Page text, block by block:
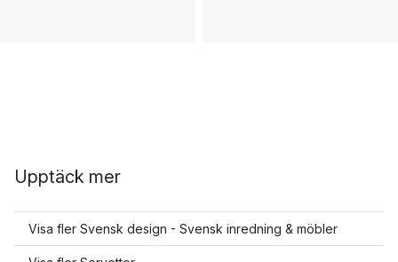
Upptäck mer
Visa fler Svensk design - Svensk inredning & möbler